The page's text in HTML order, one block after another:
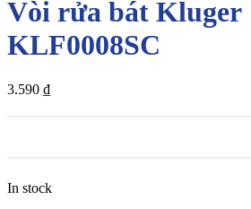
Vòi rửa bát Kluger
KLF0008SC
3.590 ₫
In stock